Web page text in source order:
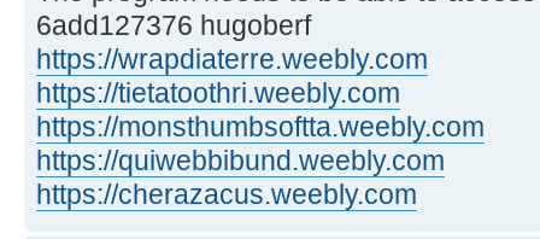
6add127376 hugoberf
https://wrapdiaterre.weebly.com
https://tietatoothri.weebly.com
https://monsthumbsoftta.weebly.com
https://quiwebbibund.weebly.com
https://cherazacus.weebly.com